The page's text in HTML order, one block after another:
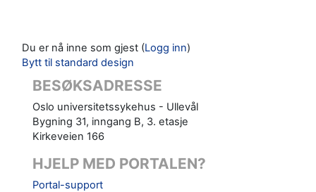
Du er nå inne som gjest (Logg inn)
Bytt til standard design
BESØKSADRESSE
Oslo universitetssykehus - Ullevål
Bygning 31, inngang B, 3. etasje
Kirkeveien 166
HJELP MED PORTALEN?
Portal-support